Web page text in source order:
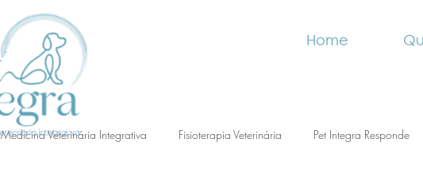
Home
Medicina Veterinária Integrativa Fisioterapia Veterinária Pet Integra Responde